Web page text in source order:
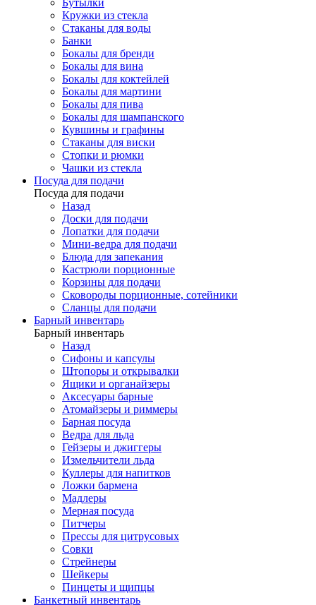
Кружки из стекла
Стаканы для воды
Банки
Бокалы для бренди
Бокалы для вина
Бокалы для коктейлей
Бокалы для мартини
Бокалы для пива
Бокалы для шампанского
Кувшины и графины
Стаканы для виски
Стопки и рюмки
Чашки из стекла
Посуда для подачи
Посуда для подачи
Назад
Доски для подачи
Лопатки для подачи
Мини-ведра для подачи
Блюда для запекания
Кастрюли порционные
Корзины для подачи
Сковороды порционные, сотейники
Сланцы для подачи
Барный инвентарь
Барный инвентарь
Назад
Сифоны и капсулы
Штопоры и открывалки
Ящики и органайзеры
Аксесуары барные
Атомайзеры и риммеры
Барная посуда
Ведра для льда
Гейзеры и джиггеры
Измельчители льда
Куллеры для напитков
Ложки бармена
Мадлеры
Мерная посуда
Питчеры
Прессы для цитрусовых
Совки
Стрейнеры
Шейкеры
Пинцеты и щипцы
Банкетный инвентарь